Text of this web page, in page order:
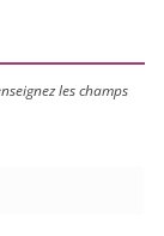
les champs